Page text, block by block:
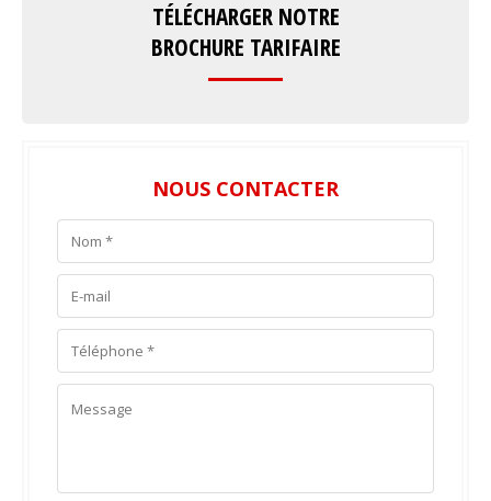
TÉLÉCHARGER NOTRE
BROCHURE TARIFAIRE
NOUS CONTACTER